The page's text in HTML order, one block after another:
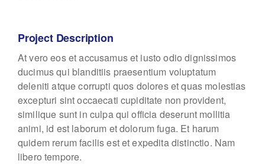
Project Description
At vero eos et accusamus et iusto odio dignissimos
ducimus qui blanditiis praesentium voluptatum
deleniti atque corrupti quos dolores et quas molestias
excepturi sint occaecati cupiditate non provident,
similique sunt in culpa qui officia deserunt mollitia
animi, id est laborum et dolorum fuga. Et harum
quidem rerum facilis est et expedita distinctio. Nam
libero tempore.